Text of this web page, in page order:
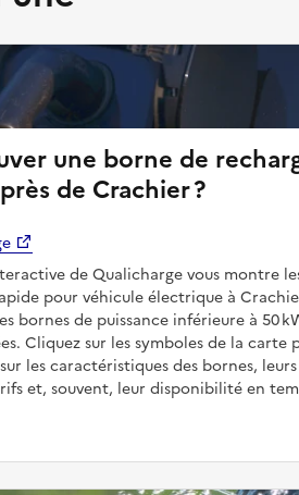
une borne de
de Crachier ?
de Qualicharge vous montre
pour véhicule électrique à
bornes de puissance inférieure à 50
Cliquez sur les symboles de la carte
les caractéristiques des bornes,
et, souvent, leur disponibilité en